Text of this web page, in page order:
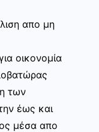
απο μη
οικονομία
των
έως και
μέσα απο